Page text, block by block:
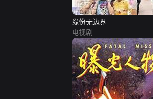
缘份无边界
电视剧